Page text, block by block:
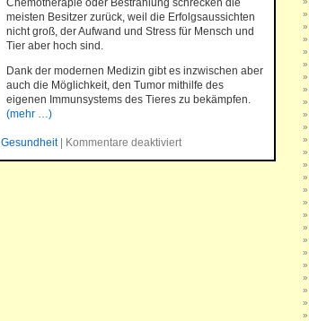
Chemotherapie oder Bestrahlung schrecken die
meisten Besitzer zurück, weil die Erfolgsaussichten
nicht groß, der Aufwand und Stress für Mensch und
Tier aber hoch sind.
Dank der modernen Medizin gibt es inzwischen aber
auch die Möglichkeit, den Tumor mithilfe des
eigenen Immunsystems des Tieres zu bekämpfen.
(mehr …)
Gesundheit| Kommentare deaktiviert